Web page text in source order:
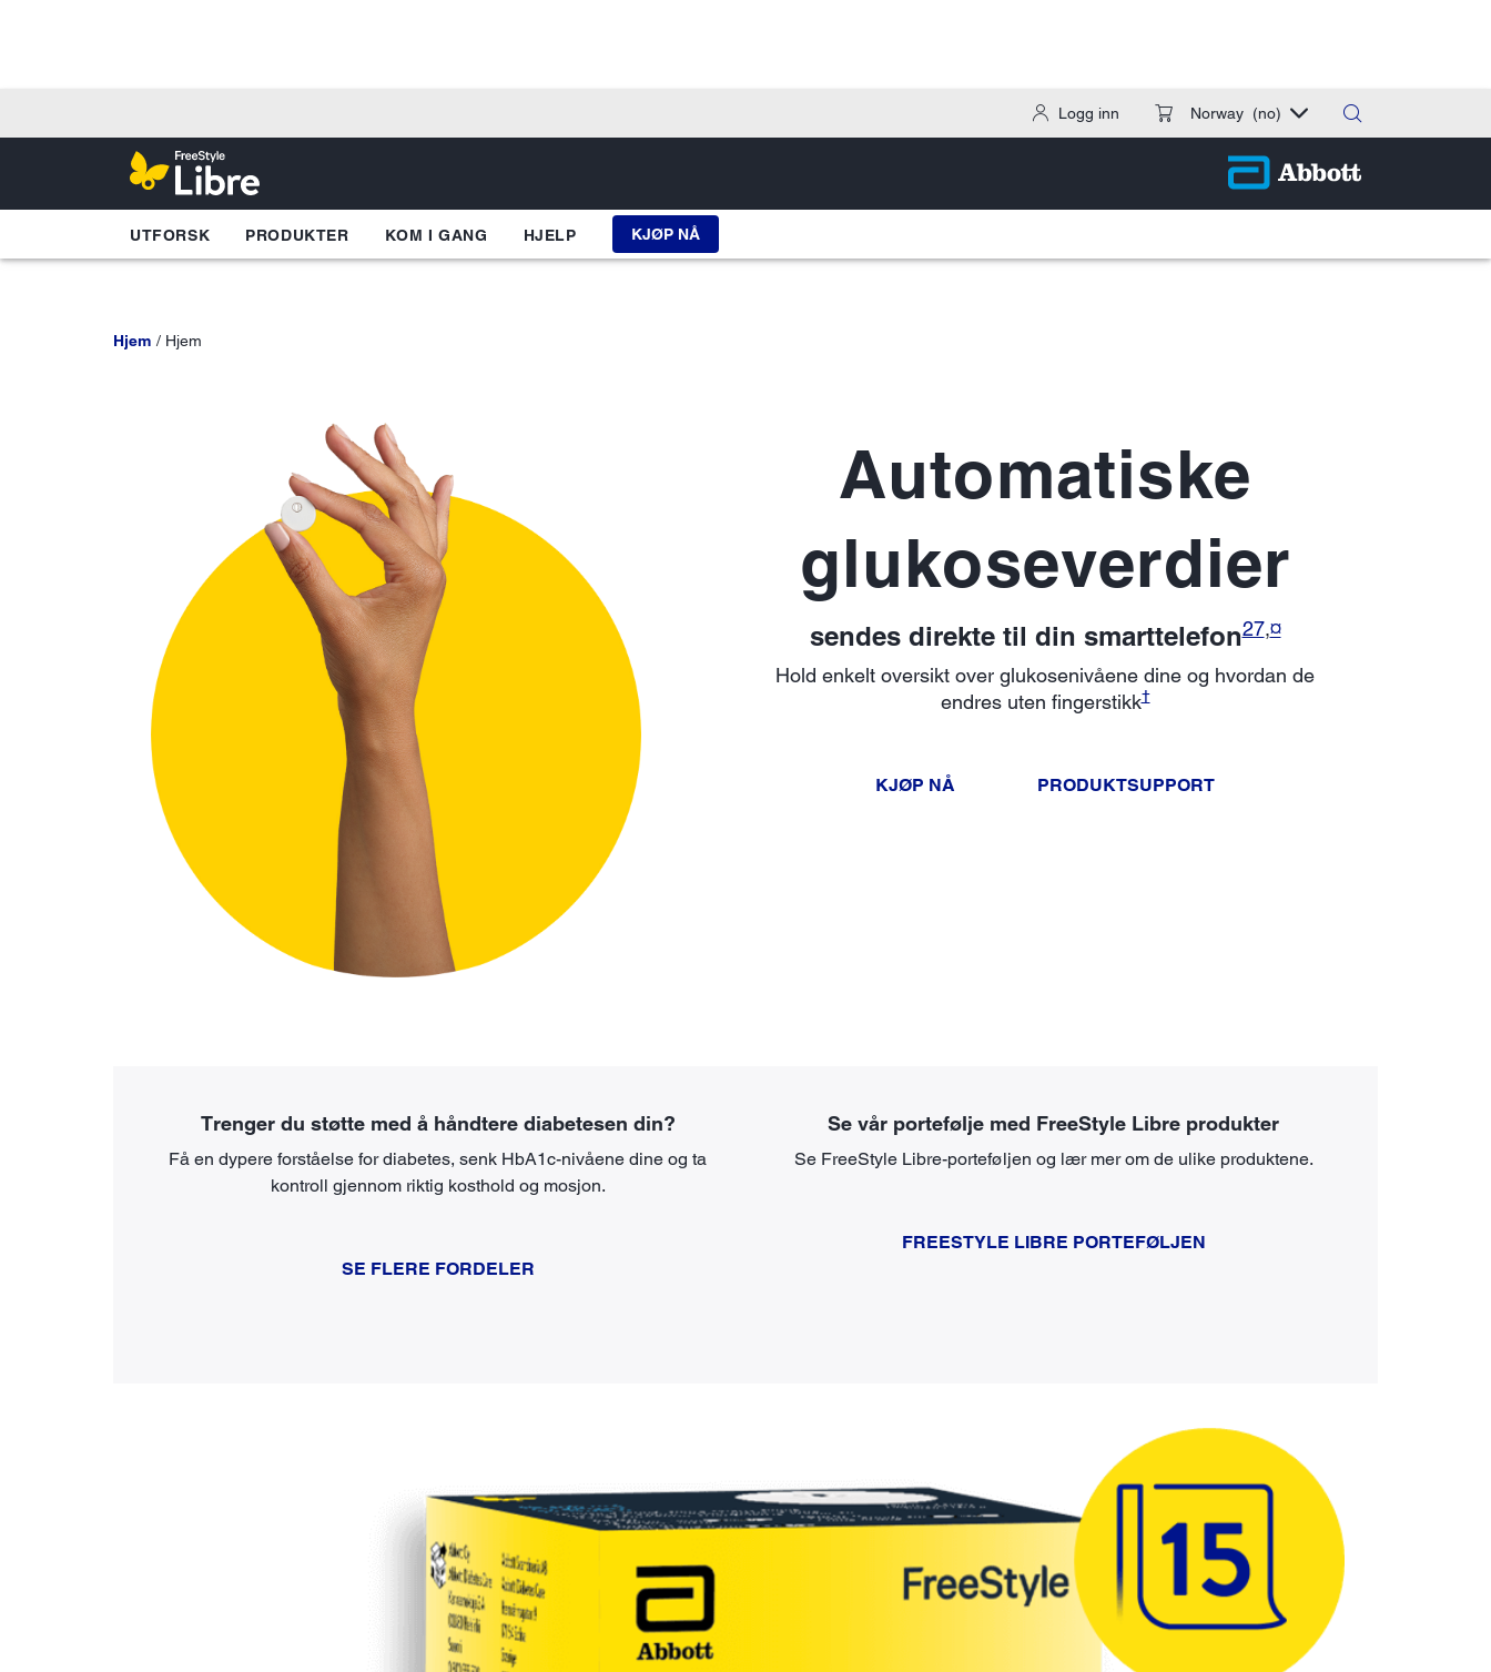
Logg inn Norway (no)
UTFORSK PRODUKTER KOM I GANG HJELP KJØP NÅ
Hjem Hjem
Automatiske
glukoseverdier
sendes direkte til din smarttelefon27,¤
Hold enkelt oversikt over glukosenivåene dine og hvordan de
endres uten fingerstikk†
KJØP NÅ PRODUKTSUPPORT
Trenger du støtte med å håndtere diabetesen din?
Få en dypere forståelse for diabetes, senk HbA1c-nivåene dine og ta
kontroll gjennom riktig kosthold og mosjon.
SE FLERE FORDELER
Se vår portefølje med FreeStyle Libre produkter
Se FreeStyle Libre-porteføljen og lær mer om de ulike produktene.
FREESTYLE LIBRE PORTEFØLJEN